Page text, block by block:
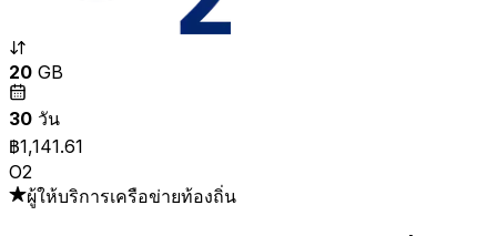
20 GB
30 วัน
฿1,141.61
O2
ผู้ให้บริการเครือข่ายท้องถิ่น